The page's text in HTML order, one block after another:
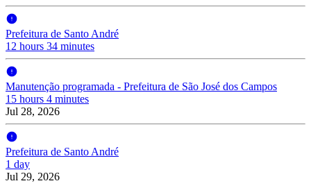
Prefeitura de Santo André
12 hours 34 minutes
Manutenção programada - Prefeitura de São José dos Campos
15 hours 4 minutes
Jul 28, 2026
Prefeitura de Santo André
1 day
Jul 29, 2026